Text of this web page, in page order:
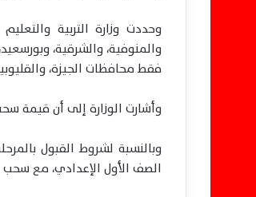
وحددت وزارة التربية
والمنوفية، والشرقية،
فقط محافظات الجيزة،
وأشارت الوزارة إلى أن قيمة سحب
وبالنسبة لشروط القبول
الصف الأول الإعدادي، مع سحب